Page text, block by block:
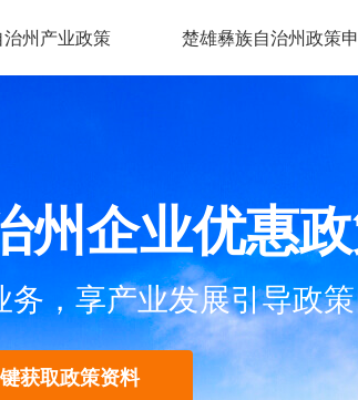
州产业政策 楚雄彝族自治州政策
州企业优惠
，享产业发展引导政策
获取政策资料